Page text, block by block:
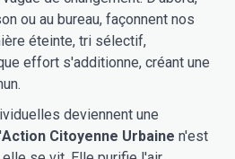
ou au bureau, façonnent nos
éteinte, tri sélectif,
effort s'additionne, créant une
deviennent une
Action Citoyenne Urbaine n'est